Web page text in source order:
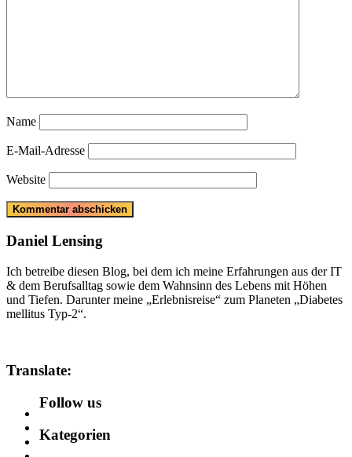
Name
E-Mail-Adresse
Website
Daniel Lensing
Ich betreibe diesen Blog, bei dem ich meine Erfahrungen aus der IT
& dem Berufsalltag sowie dem Wahnsinn des Lebens mit Höhen
und Tiefen. Darunter meine „Erlebnisreise“ zum Planeten „Diabetes
mellitus Typ-2“.
Translate:
Follow us
Kategorien